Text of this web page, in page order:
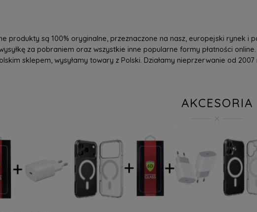
produkty są 100% oryginalne, przeznaczone na nasz, europejski rynek i
za pobraniem oraz wszystkie inne popularne formy płatności online.
sklepem, wysyłamy towary z Polski. Działamy nieprzerwanie od
AKCESORIA